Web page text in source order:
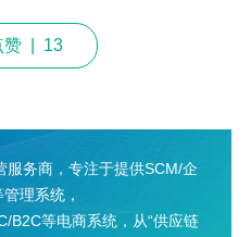
赞 13
服务商，专注于提供SCM/企
理系统，
B2C等电商系统，从“供应链